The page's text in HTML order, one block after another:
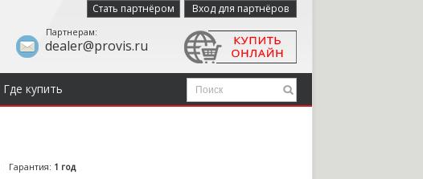
Стать партнёром Вход для партнёров
dealer@provis.ru
Партнерам:
Где купить
Гарантия: 1 год